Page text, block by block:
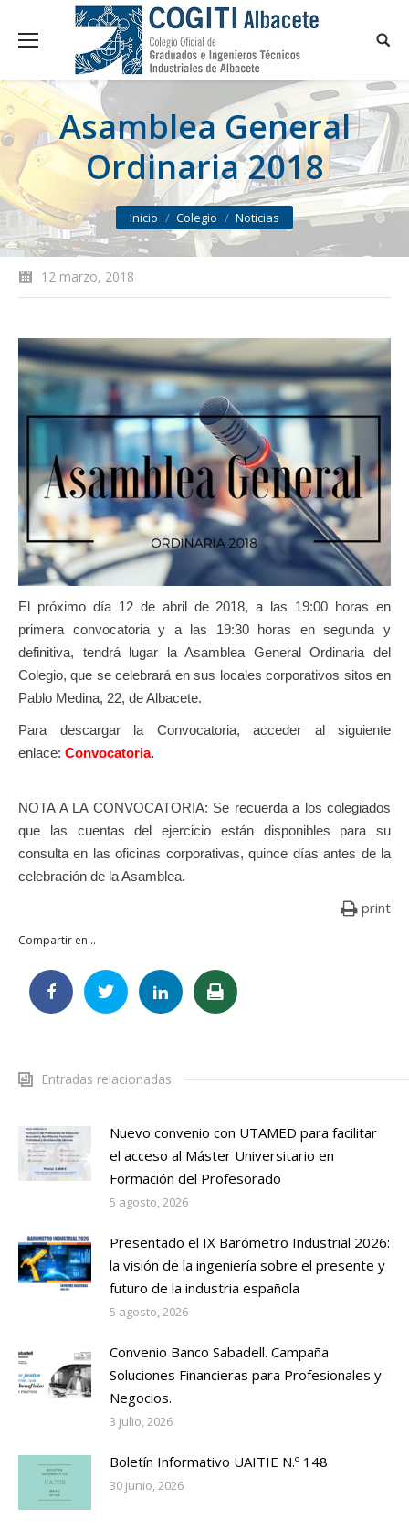
Asamblea General
Ordinaria 2018
You are here:
Inicio Colegio Noticias
12 marzo, 2018
El próximo día 12 de abril de 2018, a las 19:00 horas en
primera convocatoria y a las 19:30 horas en segunda y
definitiva, tendrá lugar la Asamblea General Ordinaria del
Colegio, que se celebrará en sus locales corporativos sitos en
Pablo Medina, 22, de Albacete.
Para descargar la Convocatoria, acceder al siguiente
enlace: Convocatoria.
NOTA A LA CONVOCATORIA: Se recuerda a los colegiados
que las cuentas del ejercicio están disponibles para su
consulta en las oficinas corporativas, quince días antes de la
celebración de la Asamblea.
print
Compartir en...
Entradas relacionadas
Nuevo convenio con UTAMED para facilitar
el acceso al Máster Universitario en
Formación del Profesorado
5 agosto, 2026
Presentado el IX Barómetro Industrial 2026:
la visión de la ingeniería sobre el presente y
futuro de la industria española
5 agosto, 2026
Convenio Banco Sabadell. Campaña
Soluciones Financieras para Profesionales y
Negocios.
3 julio, 2026
Boletín Informativo UAITIE N.º 148
30 junio, 2026